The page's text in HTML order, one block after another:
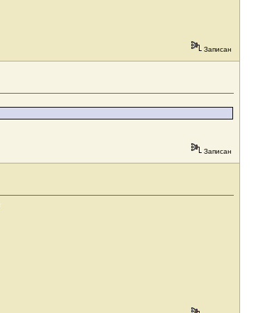
Записан
Записан